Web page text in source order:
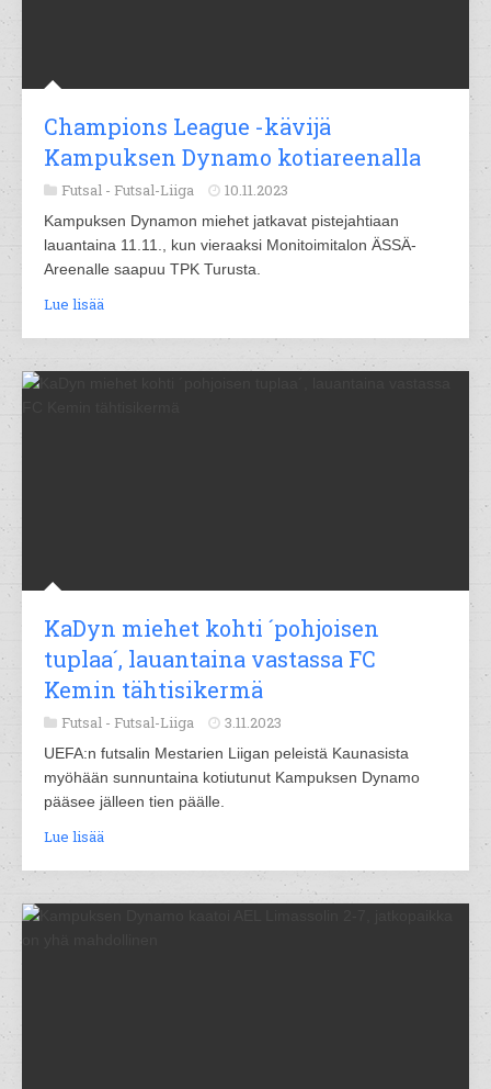
Champions League -kävijä
Kampuksen Dynamo kotiareenalla
Futsal - Futsal-Liiga 10.11.2023
Kampuksen Dynamon miehet jatkavat pistejahtiaan
lauantaina 11.11., kun vieraaksi Monitoimitalon ÄSSÄ-
Areenalle saapuu TPK Turusta.
Lue lisää
KaDyn miehet kohti ´pohjoisen
tuplaa´, lauantaina vastassa FC
Kemin tähtisikermä
Futsal - Futsal-Liiga 3.11.2023
UEFA:n futsalin Mestarien Liigan peleistä Kaunasista
myöhään sunnuntaina kotiutunut Kampuksen Dynamo
pääsee jälleen tien päälle.
Lue lisää